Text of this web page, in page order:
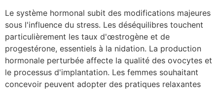
Le système hormonal subit des modifications majeures
sous l'influence du stress. Les déséquilibres touchent
particulièrement les taux d'œstrogène et de
progestérone, essentiels à la nidation. La production
hormonale perturbée affecte la qualité des ovocytes et
le processus d'implantation. Les femmes souhaitant
concevoir peuvent adopter des pratiques relaxantes